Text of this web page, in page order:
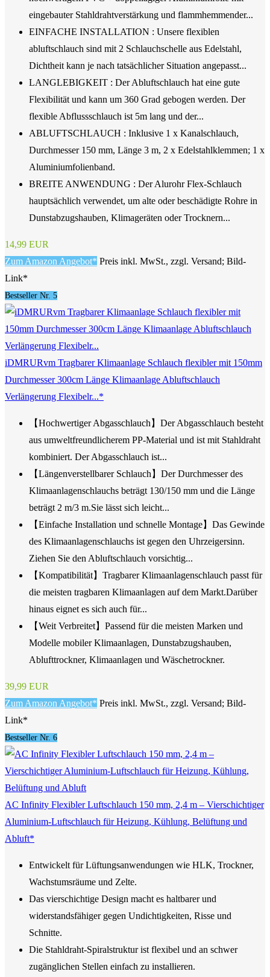
eingebauter Stahldrahtverstärkung und flammhemmender...
EINFACHE INSTALLATION : Unsere flexiblen
abluftschlauch sind mit 2 Schlauchschelle aus Edelstahl,
Dichtheit kann je nach tatsächlicher Situation angepasst...
LANGLEBIGKEIT : Der Abluftschlauch hat eine gute
Flexibilität und kann um 360 Grad gebogen werden. Der
flexible Abflussschlauch ist 5m lang und der...
ABLUFTSCHLAUCH : Inklusive 1 x Kanalschlauch,
Durchmesser 150 mm, Länge 3 m, 2 x Edelstahlklemmen; 1 x
Aluminiumfolienband.
BREITE ANWENDUNG : Der Alurohr Flex-Schlauch
hauptsächlich verwendet, um alte oder beschädigte Rohre in
Dunstabzugshauben, Klimageräten oder Trocknern...
14,99 EUR
Zum Amazon Angebot* Preis inkl. MwSt., zzgl. Versand; Bild-
Link*
Bestseller Nr. 5
iDMRURvm Tragbarer Klimaanlage Schlauch flexibler mit 150mm
Durchmesser 300cm Länge Klimaanlage Abluftschlauch
Verlängerung Flexibelr...*
【Hochwertiger Abgasschlauch】Der Abgasschlauch besteht
aus umweltfreundlicherem PP-Material und ist mit Stahldraht
kombiniert. Der Abgasschlauch ist...
【Längenverstellbarer Schlauch】Der Durchmesser des
Klimaanlagenschlauchs beträgt 130/150 mm und die Länge
beträgt 2 m/3 m.Sie lässt sich leicht...
【Einfache Installation und schnelle Montage】Das Gewinde
des Klimaanlagenschlauchs ist gegen den Uhrzeigersinn.
Ziehen Sie den Abluftschlauch vorsichtig...
【Kompatibilität】Tragbarer Klimaanlagenschlauch passt für
die meisten tragbaren Klimaanlagen auf dem Markt.Darüber
hinaus eignet es sich auch für...
【Weit Verbreitet】Passend für die meisten Marken und
Modelle mobiler Klimaanlagen, Dunstabzugshauben,
Ablufttrockner, Klimaanlagen und Wäschetrockner.
39,99 EUR
Zum Amazon Angebot* Preis inkl. MwSt., zzgl. Versand; Bild-
Link*
Bestseller Nr. 6
AC Infinity Flexibler Luftschlauch 150 mm, 2,4 m – Vierschichtiger
Aluminium-Luftschlauch für Heizung, Kühlung, Belüftung und
Abluft*
Entwickelt für Lüftungsanwendungen wie HLK, Trockner,
Wachstumsräume und Zelte.
Das vierschichtige Design macht es haltbarer und
widerstandsfähiger gegen Undichtigkeiten, Risse und
Schnitte.
Die Stahldraht-Spiralstruktur ist flexibel und an schwer
zugänglichen Stellen einfach zu installieren.